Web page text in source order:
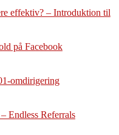
effektiv? – Introduktion til
på Facebook
omdirigering
Endless Referrals